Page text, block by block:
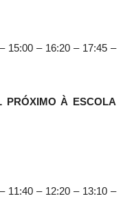
15:00 – 16:20 – 17:45 –
PRÓXIMO À ESCOLA
11:40 – 12:20 – 13:10 –